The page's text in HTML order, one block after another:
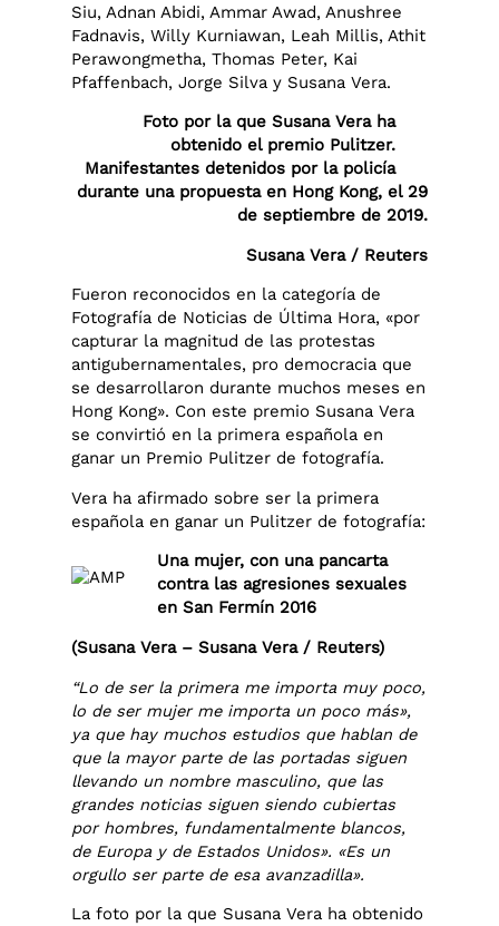
Siu, Adnan Abidi, Ammar Awad, Anushree
Fadnavis, Willy Kurniawan, Leah Millis, Athit
Perawongmetha, Thomas Peter, Kai
Pfaffenbach, Jorge Silva y Susana Vera.​
Foto por la que Susana Vera ha
obtenido el premio Pulitzer.
Manifestantes detenidos por la policía
durante una propuesta en Hong Kong, el 29
de septiembre de 2019.
Susana Vera / Reuters
Fueron reconocidos en la categoría de
Fotografía de Noticias de Última Hora, «por
capturar la magnitud de las protestas
antigubernamentales, pro democracia que
se desarrollaron durante muchos meses en
Hong Kong». Con este premio Susana Vera
se convirtió en la primera española en
ganar un Premio Pulitzer de fotografía.
Vera ha afirmado sobre ser la primera
española en ganar un Pulitzer de fotografía:
Una mujer, con una pancarta
contra las agresiones sexuales
en San Fermín 2016
(Susana Vera – Susana Vera / Reuters)
“Lo de ser la primera me importa muy poco,
lo de ser mujer me importa un poco más»,
ya que hay muchos estudios que hablan de
que la mayor parte de las portadas siguen
llevando un nombre masculino, que las
grandes noticias siguen siendo cubiertas
por hombres, fundamentalmente blancos,
de Europa y de Estados Unidos». «Es un
orgullo ser parte de esa avanzadilla».​
La foto por la que Susana Vera ha obtenido